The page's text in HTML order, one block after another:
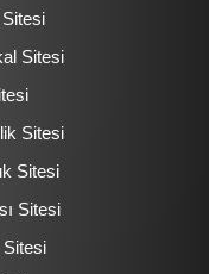
Sitesi
Sitesi
Sitesi
Sitesi
Sitesi